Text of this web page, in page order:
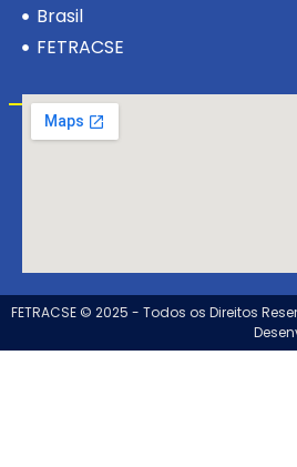
Brasil
FETRACSE
Visite-nos!
FETRACSE © 2025 - Todos os Direitos